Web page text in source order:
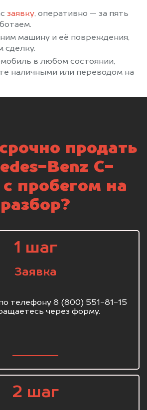
заявку, оперативно — за пять
машину и её повреждения,
сделку.
в любом состоянии,
наличными или переводом на
продать
Benz C-
с пробегом на
разбор?
1 шаг
Заявка
телефону 8 (800) 551-81-15
через форму.
2 шаг